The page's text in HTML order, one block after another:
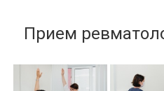
Прием